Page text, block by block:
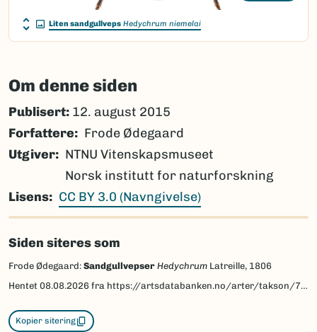
Liten sandgullveps Hedychrum niemelai
Om denne siden
Publisert: 12. august 2015
Forfattere
Frode Ødegaard
Utgiver
NTNU Vitenskapsmuseet
Norsk institutt for naturforskning
Lisens
CC BY 3.0 (Navngivelse)
Siden siteres som
Frode Ødegaard: Sandgullvepser Hedychrum Latreille, 1806
Hentet 08.08.2026 fra https://artsdatabanken.no/arter/takson/77261/beskrivelse
Kopier sitering